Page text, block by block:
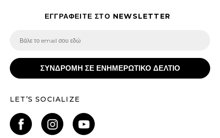
ΕΓΓΡΑΦΕΙΤΕ ΣΤΟ NEWSLETTER
ΣΥΝΔΡΟΜΗ ΣΕ ΕΝΗΜΕΡΩΤΙΚΟ ΔΕΛΤΙΟ
LET’S SOCIALIZE